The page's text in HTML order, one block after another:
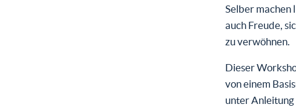
Selber machen
auch Freude,
zu verwöhnen.
Dieser
von einem
unter Anleitung